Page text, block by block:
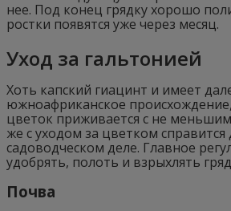
нее. Под конец грядку хорошо
ростки появятся уже через месяц.
Уход за гальтонией
Хоть капский гиацинт и имеет
южноафриканское
цветок приживается с не
же с уходом за цветком
садоводческом деле. Главное
удобрять, полоть и взрыхлять
Почва